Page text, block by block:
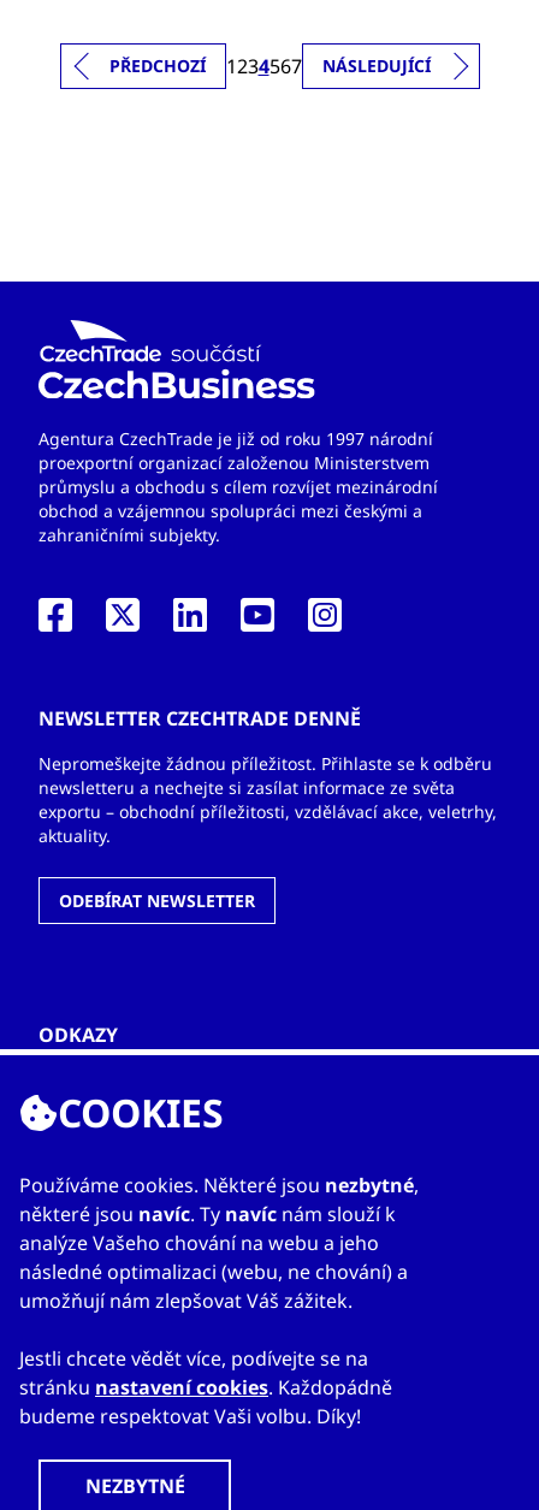
PŘEDCHOZÍ 1234567 NÁSLEDUJÍCÍ
Agentura CzechTrade je již od roku 1997 národní
proexportní organizací založenou Ministerstvem
průmyslu a obchodu s cílem rozvíjet mezinárodní
obchod a vzájemnou spolupráci mezi českými a
zahraničními subjekty.
NEWSLETTER CZECHTRADE DENNĚ
Nepromeškejte žádnou příležitost. Přihlaste se k odběru
newsletteru a nechejte si zasílat informace ze světa
exportu – obchodní příležitosti, vzdělávací akce, veletrhy,
aktuality.
ODEBÍRAT NEWSLETTER
ODKAZY
Zahraniční kanceláře
© 2023
CzechTrade
Mapa webuProhlášení o přístupnosti
Nastavení cookies
COOKIES
Používáme cookies. Některé jsou nezbytné,
některé jsou navíc. Ty navíc nám slouží k
analýze Vašeho chování na webu a jeho
následné optimalizaci (webu, ne chování) a
umožňují nám zlepšovat Váš zážitek.
Jestli chcete vědět více, podívejte se na
stránku nastavení cookies. Každopádně
budeme respektovat Vaši volbu. Díky!